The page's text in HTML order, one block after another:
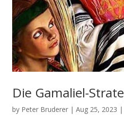
Die Gamaliel-
by Peter Bruderer |Aug 25, 2023 |